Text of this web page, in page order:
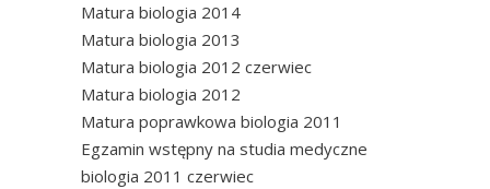
Matura biologia 2014
Matura biologia 2013
Matura biologia 2012 czerwiec
Matura biologia 2012
Matura poprawkowa biologia 2011
Egzamin wstępny na studia medyczne
biologia 2011 czerwiec